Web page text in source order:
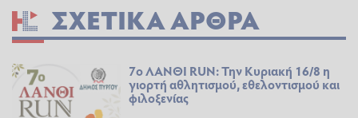
ΣΧΕΤΙΚΆ ΆΡΘΡΑ
7ο ΛΑΝΘΙ RUN: Την Κυριακή 16/8 η
γιορτή αθλητισμού, εθελοντισμού και
φιλοξενίας